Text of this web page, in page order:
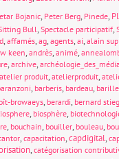
Bojanic, Peter Berg, Pinede,
Bull, Spectacle participatif,
, affamés, ag, agents, ai, alain
keen, andrès, animé,
, archive,
atelier produit, atelierproduit,
, barberis, bardeau,
browaeys, berardi, bernard
, biosphère,
, bouchain, bouiller, bouleau,
, capacitation,capdigital,
, catégorisation